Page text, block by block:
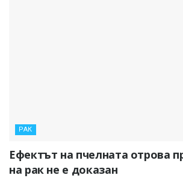
РАК
Ефектът на пчелната отрова
на рак не е доказан